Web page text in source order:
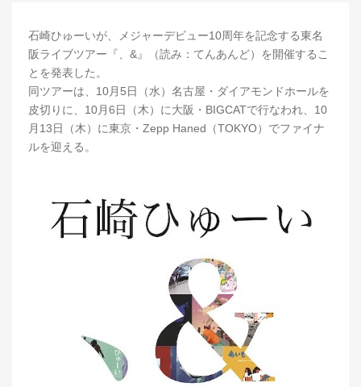
石崎ひゅーいが、メジャーデビュー10周年を記念する東名
阪ライブツアー『、&』（読み：てんあんど）を開催するこ
とを発表した。
同ツアーは、10月5日（水）名古屋・ダイアモンドホールを
皮切りに、10月6日（木）に大阪・BIGCATで行なわれ、10
月13日（木）に東京・Zepp Haned（TOKYO）でファイナ
ルを迎える。